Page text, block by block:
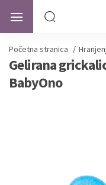
Početna stranica /
Gelirana
BabyOno